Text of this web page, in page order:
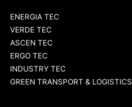
ENERGIA TEC
VERDE TEC
ASCEN TEC
ERGO TEC
INDUSTRY TEC
GREEN TRANSPORT & LOGISTICS